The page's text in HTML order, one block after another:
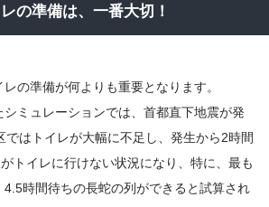
の準備は、一番大切！
の準備が何よりも重要となります。
ミュレーションでは、首都直下地震が発
ではトイレが大幅に不足し、発生から2時間
トイレに行けない状況になり、特に、最も
時間待ちの長蛇の列ができると試算され